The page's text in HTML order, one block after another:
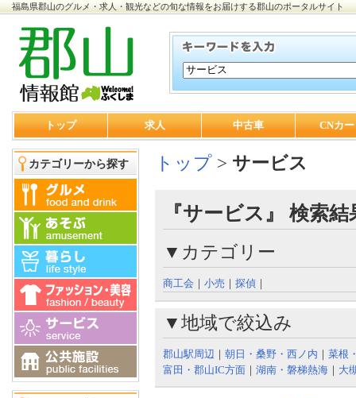
福島県郡山のグルメ・求人・観光などの旬な情報をお届けする郡山のポータルサイト
トップ 求人 中古車 CNカ
カテゴリーから探す トップ > サービス
『サービス』 検索
▼カテゴリー
商工会 ｜ 小売 ｜ 探偵 ｜
▼地域で絞込み
郡山駅周辺 ｜ 朝日・桑野・西ノ内 ｜ 菜根
富田・郡山IC方面 ｜ 湖南・磐梯熱海 ｜ 大